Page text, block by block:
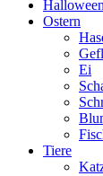
Halloween
Ostern
Ei
Tiere